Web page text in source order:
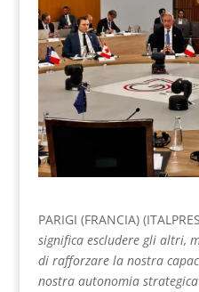
PARIGI (FRANCIA)
significa escludere gli altri,
di rafforzare la nostra
nostra autonomia